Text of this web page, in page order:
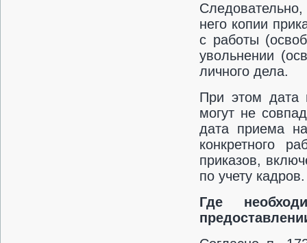
Следовательно,
него копии
с работы
увольнении
личного дела.
При этом дата
могут не
дата приема
конкретного
приказов,
по учету кадров.
Где